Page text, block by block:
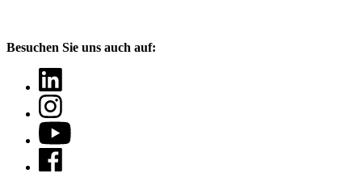
Besuchen Sie uns auch auf: